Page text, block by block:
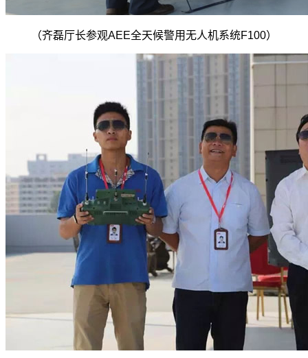
（齐磊厅长参观AEE全天候警用无人机系统F100）